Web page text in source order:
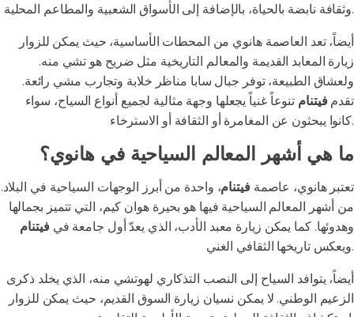
وثقافة نابضة بالحياة، بالإضافة إلى الأسواق الشعبية والمطاعم المحلية.
أيضاً، تعد العاصمة هانوي من المحطات الأساسية، حيث يمكن للزوار
زيارة المعابد القديمة والمعالم التاريخية مثل ضريح هو تشي منه.
ولعشاق الطبيعة، توفر جبال سابا مناظر خلابة وتجارب مشي رائعة.
تقدم فيتنام تنوعاً غنياً يجعلها وجهة مثالية لجميع أنواع السياح، سواء
كانوا يبحثون عن المغامرة أو الثقافة أو الاسترخاء.
ما هي أشهر المعالم السياحية في هانوي؟
تعتبر هانوي، عاصمة فيتنام، واحدة من أبرز الوجهات السياحية في البلاد.
من أشهر المعالم السياحية فيها هو بحيرة هوان كيم، التي تتميز بجمالها
وهدوئها. كما يمكن زيارة معبد الأدب، الذي يعدّ أول جامعة في فيتنام
ويعكس تاريخها الثقافي الغني.
أيضاً، يتوافد السياح إلى النصب التذكاري لهوتشي منه، الذي يخلد ذكرى
الزعيم الوطني. لا يمكن نسيان زيارة السوق القديم، حيث يمكن للزوار